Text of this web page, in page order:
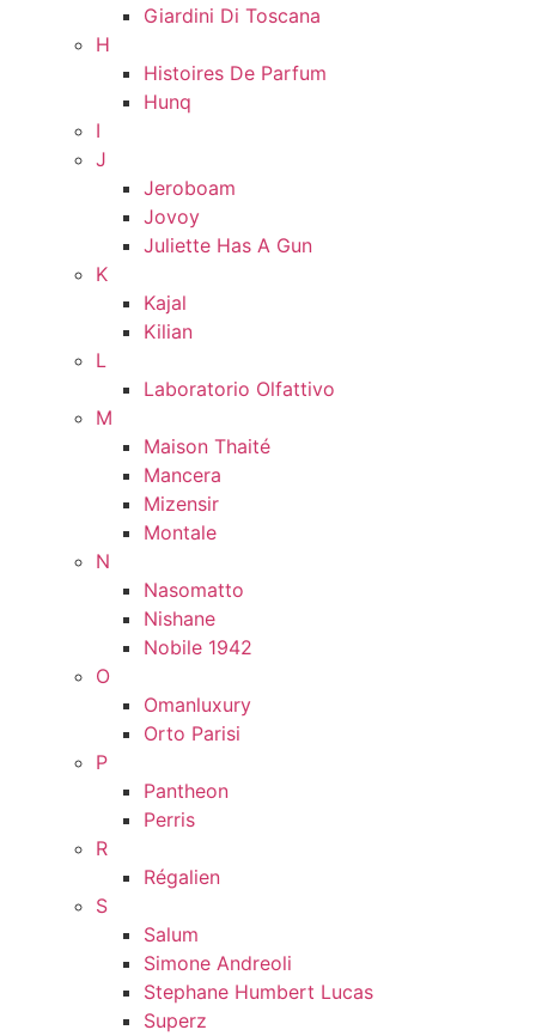
Giardini Di Toscana
H
Histoires De Parfum
Hunq
I
J
Jeroboam
Jovoy
Juliette Has A Gun
K
Kajal
Kilian
L
Laboratorio Olfattivo
M
Maison Thaité
Mancera
Mizensir
Montale
N
Nasomatto
Nishane
Nobile 1942
O
Omanluxury
Orto Parisi
P
Pantheon
Perris
R
Régalien
S
Salum
Simone Andreoli
Stephane Humbert Lucas
Superz